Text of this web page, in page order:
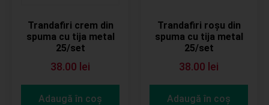
Trandafiri crem din
spuma cu tija metal
25/set
38.00 lei
Adaugă în coș
Trandafiri roșu din
spuma cu tija metal
25/set
38.00 lei
Adaugă în coș